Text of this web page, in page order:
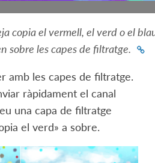
copia el vermell, el verd o el
sobre les capes de filtratge.
amb les capes de filtratge.
ràpidament el canal
una capa de filtratge
el verd» a sobre.